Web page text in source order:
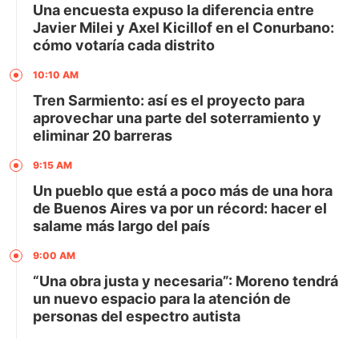
Una encuesta expuso la diferencia entre
Javier Milei y Axel Kicillof en el Conurbano:
cómo votaría cada distrito
10:10 AM
Tren Sarmiento: así es el proyecto para
aprovechar una parte del soterramiento y
eliminar 20 barreras
9:15 AM
Un pueblo que está a poco más de una hora
de Buenos Aires va por un récord: hacer el
salame más largo del país
9:00 AM
“Una obra justa y necesaria”: Moreno tendrá
un nuevo espacio para la atención de
personas del espectro autista